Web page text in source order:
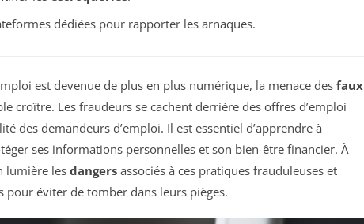
dédiées pour rapporter les arnaques.
est devenue de plus en plus numérique, la menace des faux
croître. Les fraudeurs se cachent derrière des offres d’emploi
des demandeurs d’emploi. Il est essentiel d’apprendre à
ses informations personnelles et son bien-être financier. À
lumière les dangers associés à ces pratiques frauduleuses et
pour éviter de tomber dans leurs pièges.